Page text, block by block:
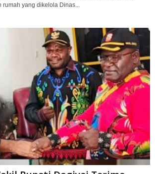
yang dikelola Dinas...